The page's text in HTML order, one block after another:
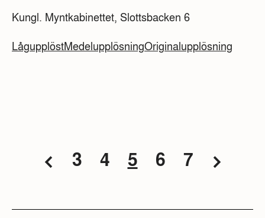
Kungl. Myntkabinettet, Slottsbacken 6
LågupplöstMedelupplösningOriginalupplösning
3 4 5 6 7